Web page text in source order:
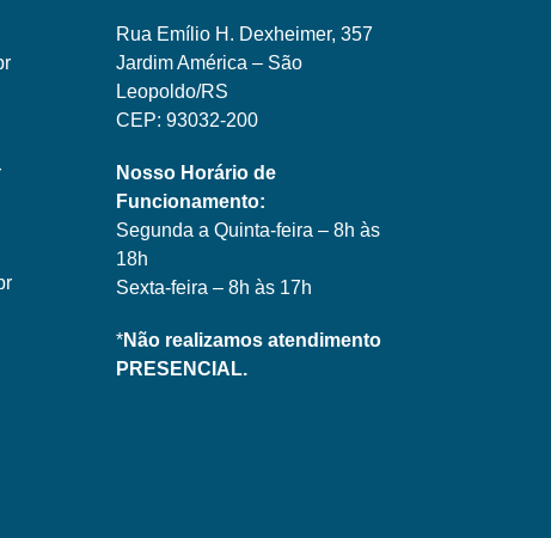
Rua Emílio H. Dexheimer, 357
Jardim América – São
Leopoldo/RS
CEP: 93032-200
Nosso Horário de
Funcionamento:
Segunda a Quinta-feira – 8h às
18h
Sexta-feira – 8h às 17h
*Não realizamos atendimento
PRESENCIAL.